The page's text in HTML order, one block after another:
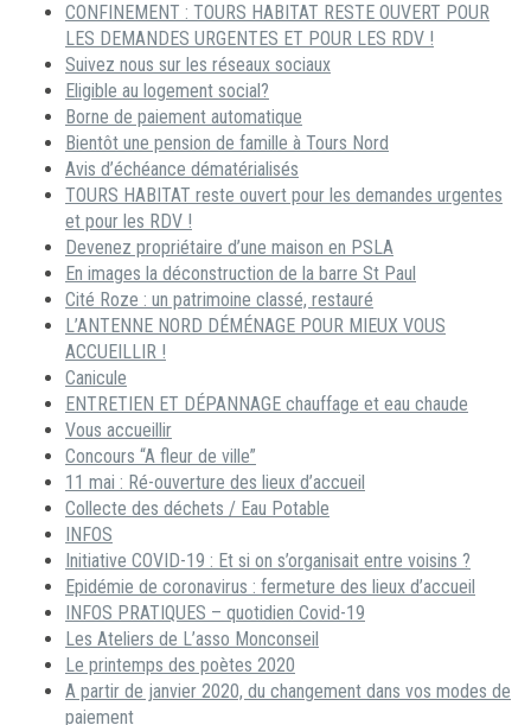
CONFINEMENT : TOURS HABITAT RESTE OUVERT POUR
LES DEMANDES URGENTES ET POUR LES RDV !
Suivez nous sur les réseaux sociaux
Eligible au logement social?
Borne de paiement automatique
Bientôt une pension de famille à Tours Nord
Avis d’échéance dématérialisés
TOURS HABITAT reste ouvert pour les demandes urgentes
et pour les RDV !
Devenez propriétaire d’une maison en PSLA
En images la déconstruction de la barre St Paul
Cité Roze : un patrimoine classé, restauré
L’ANTENNE NORD DÉMÉNAGE POUR MIEUX VOUS
ACCUEILLIR !
Canicule
ENTRETIEN ET DÉPANNAGE chauffage et eau chaude
Vous accueillir
Concours “A fleur de ville”
11 mai : Ré-ouverture des lieux d’accueil
Collecte des déchets / Eau Potable
INFOS
Initiative COVID-19 : Et si on s’organisait entre voisins ?
Epidémie de coronavirus : fermeture des lieux d’accueil
INFOS PRATIQUES – quotidien Covid-19
Les Ateliers de L’asso Monconseil
Le printemps des poètes 2020
A partir de janvier 2020, du changement dans vos modes de
paiement